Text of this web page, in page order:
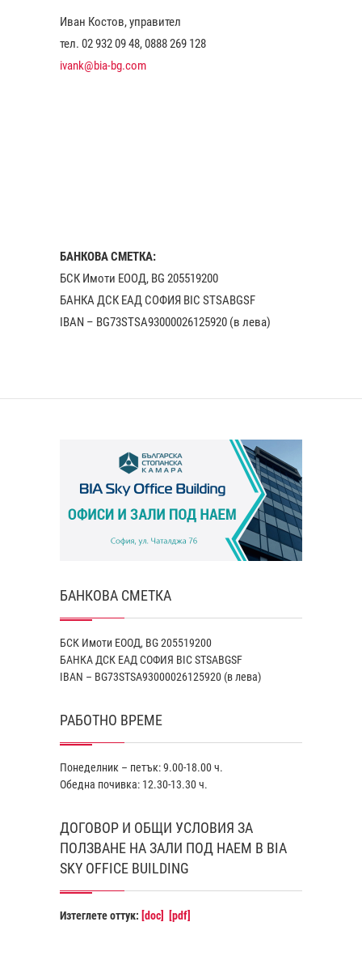
Иван Костов, управител
тел. 02 932 09 48, 0888 269 128
ivank@bia-bg.com
БАНКОВА СМЕТКА:
БСК Имоти ЕООД, BG 205519200
БАНКА ДСК EАД СОФИЯ BIC STSABGSF
IBAN – BG73STSA93000026125920 (в лева)
БАНКОВА СМЕТКА
БСК Имоти ЕООД, BG 205519200
БАНКА ДСК EАД СОФИЯ BIC STSABGSF
IBAN – BG73STSA93000026125920 (в лева)
РАБОТНО ВРЕМЕ
Понеделник – петък: 9.00-18.00 ч.
Обедна почивка: 12.30-13.30 ч.
ДОГОВОР И ОБЩИ УСЛОВИЯ ЗА
ПОЛЗВАНЕ НА ЗАЛИ ПОД НАЕМ В BIA
SKY OFFICE BUILDING
Изтеглете оттук: [doc] [pdf]